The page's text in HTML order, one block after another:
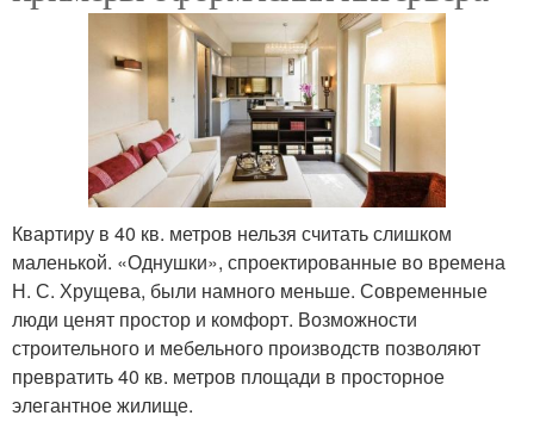
Квартиру в 40 кв. метров нельзя считать слишком
маленькой. «Однушки», спроектированные во времена
Н. С. Хрущева, были намного меньше. Современные
люди ценят простор и комфорт. Возможности
строительного и мебельного производств позволяют
превратить 40 кв. метров площади в просторное
элегантное жилище.